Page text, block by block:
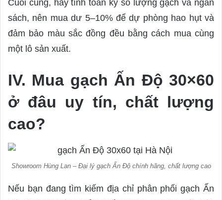
Cuối cùng, hãy tính toán kỹ số lượng gạch và ngân
sách, nên mua dư 5–10% để dự phòng hao hụt và
đảm bảo màu sắc đồng đều bằng cách mua cùng
một lô sản xuất.
IV. Mua gạch Ấn Độ 30×60
ở đâu uy tín, chất lượng
cao?
Showroom Hùng Lan – Đại lý gạch Ấn Độ chính hãng, chất lượng cao
Nếu bạn đang tìm kiếm địa chỉ phân phối gạch Ấn